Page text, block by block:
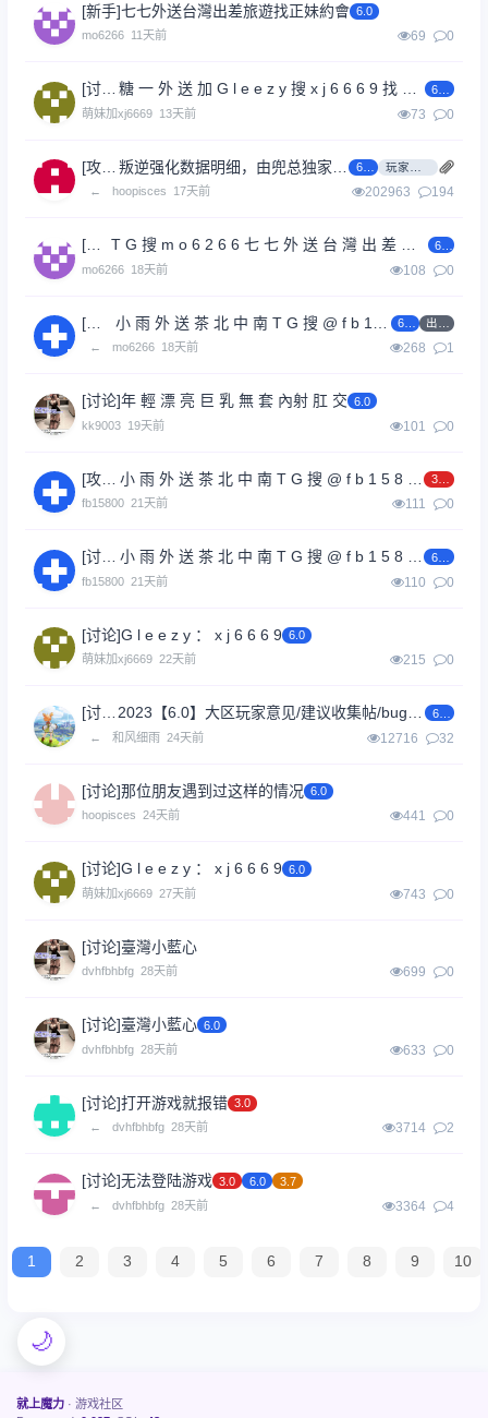
[新手]七七外送台灣出差旅遊找正妹約會 6.0
mo6266 11天前 69 0
[讨论] 糖 一 外 送 加 G l e e z y 搜 x j 6 6 6 9 找 正 妹
萌妹加xj6669 13天前 73 0
[攻略] 6.0
←
hoopisces 17天前 202963 194
[讨论] T G 搜 m o 6 2 6 6 七 七 外 送 台 灣 出 差 旅 遊 找 正 妹 約 會
6.0
mo6266 18天前 108 0
[交易] 6.0
←
mo6266 18天前 268 1
[讨论]年 輕 漂 亮 巨 乳 無 套 內射 肛 交 6.0
kk9003 19天前 101 0
[攻略]
3.0
fb15800 21天前 111 0
[讨论] 小 雨 外 送 茶 北 中 南 T G 搜 @ f b 1 5 8 0 0
6.0
fb15800 21天前 110 0
[讨论]G l e e z y ： x j 6 6 6 9 6.0
萌妹加xj6669 22天前 215 0
[讨论] 2023【6.0】大区玩家意见/建议收集帖/bug反馈帖
6.0
←
和风细雨 24天前 12716 32
[讨论]那位朋友遇到过这样的情况 6.0
hoopisces 24天前 441 0
[讨论]G l e e z y ： x j 6 6 6 9 6.0
萌妹加xj6669 27天前 743 0
[讨论]臺灣小藍心
dvhfbhbfg 28天前 699 0
[讨论]臺灣小藍心 6.0
dvhfbhbfg 28天前 633 0
[讨论]打开游戏就报错 3.0
←
dvhfbhbfg 28天前 3714 2
[讨论]无法登陆游戏 3.0 6.0
3.7
←
dvhfbhbfg 28天前 3364 4
1 2 3 4 5 6 7 8 9 10
就上魔力 · 游戏社区
🌙